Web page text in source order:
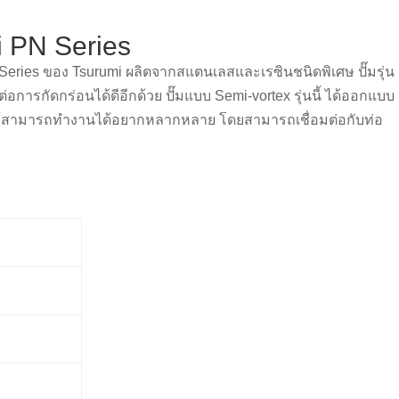
Series
ของ Tsurumi ผลิตจากสแตนเลสและเรซินชนิดพิเศษ ปั๊มรุ่น
การกัดกร่อนได้ดีอีกด้วย ปั๊มแบบ Semi-vortex รุ่นนี้ ได้ออกแบบ
ามารถทำงานได้อยากหลากหลาย โดยสามารถเชื่อมต่อกับท่อ